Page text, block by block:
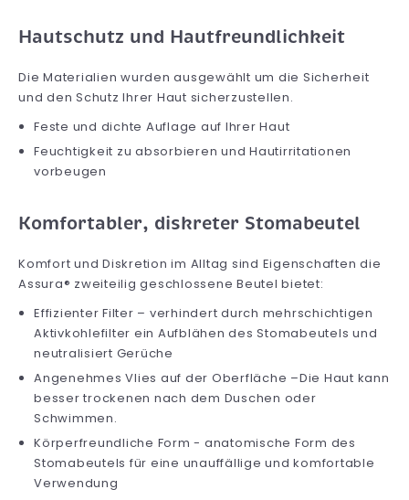
Hautschutz und Hautfreundlichkeit
Die Materialien wurden ausgewählt um die Sicherheit
und den Schutz Ihrer Haut sicherzustellen.
Feste und dichte Auflage auf Ihrer Haut
Feuchtigkeit zu absorbieren und Hautirritationen
vorbeugen
Komfortabler, diskreter Stomabeutel
Komfort und Diskretion im Alltag sind Eigenschaften die
Assura® zweiteilig geschlossene Beutel bietet:
Effizienter Filter – verhindert durch mehrschichtigen
Aktivkohlefilter ein Aufblähen des Stomabeutels und
neutralisiert Gerüche
Angenehmes Vlies auf der Oberfläche –Die Haut kann
besser trockenen nach dem Duschen oder
Schwimmen.
Körperfreundliche Form - anatomische Form des
Stomabeutels für eine unauffällige und komfortable
Verwendung